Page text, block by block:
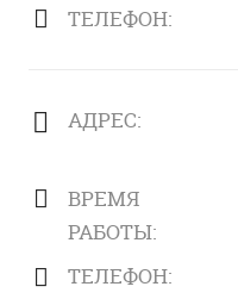
ТЕЛЕФОН:
АДРЕС:
ВРЕМЯ
РАБОТЫ:
ТЕЛЕФОН: